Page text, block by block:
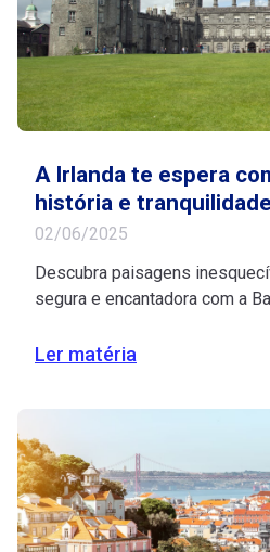
A Irlanda te espera
história e tranquilidade
02/06/2025
Descubra paisagens
segura e encantadora com a
Irlanda com tranquilidade e
deslumbrantes. Fonte de
Ler matéria